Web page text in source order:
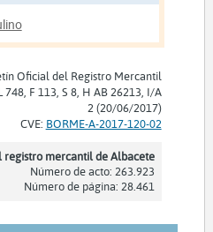
Oficial del Registro Mercantil
748, F 113, S 8, H AB 26213, I/A
2 (20/06/2017)
CVE: BORME-A-2017-120-02
registro mercantil de Albacete
Número de acto: 263.923
Número de página: 28.461